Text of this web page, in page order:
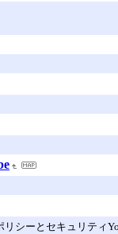
シーとセキュリティ